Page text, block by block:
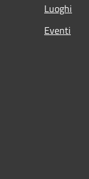
Luoghi
Eventi